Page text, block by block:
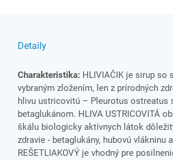
Detaily
Charakteristika: HLIVIAČIK je sirup so
vybraným zložením, len z prírodných
hlivu ustricovitú – Pleurotus ostreatus
betaglukánom. HLIVA USTRICOVITÁ
škálu biologicky aktívnych látok
zdravie - betaglukány, hubovú vlákninu
REŠETLIAKOVÝ je vhodný pre